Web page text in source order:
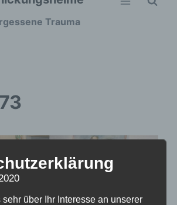
Trauma
über Ihr Interesse an unserer